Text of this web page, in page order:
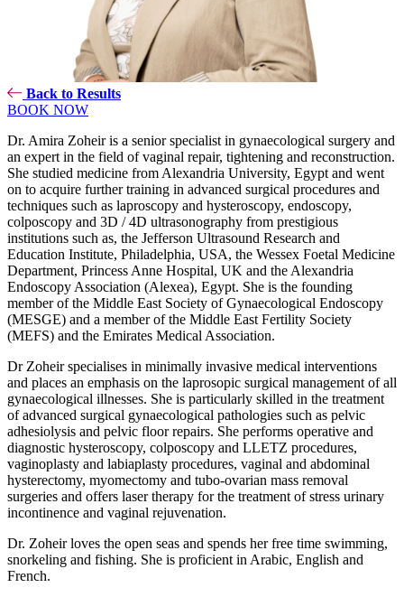
Back to Results
BOOK NOW
Dr. Amira Zoheir is a senior specialist in gynaecological surgery and
an expert in the field of vaginal repair, tightening and reconstruction.
She studied medicine from Alexandria University, Egypt and went
on to acquire further training in advanced surgical procedures and
techniques such as laproscopy and hysteroscopy, endoscopy,
colposcopy and 3D / 4D ultrasonography from prestigious
institutions such as, the Jefferson Ultrasound Research and
Education Institute, Philadelphia, USA, the Wessex Foetal Medicine
Department, Princess Anne Hospital, UK and the Alexandria
Endoscopy Association (Alexea), Egypt. She is the founding
member of the Middle East Society of Gynaecological Endoscopy
(MESGE) and a member of the Middle East Fertility Society
(MEFS) and the Emirates Medical Association.
Dr Zoheir specialises in minimally invasive medical interventions
and places an emphasis on the laprosopic surgical management of all
gynaecological illnesses. She is particularly skilled in the treatment
of advanced surgical gynaecological pathologies such as pelvic
adhesiolysis and pelvic floor repairs. She performs operative and
diagnostic hysteroscopy, colposcopy and LLETZ procedures,
vaginoplasty and labiaplasty procedures, vaginal and abdominal
hysterectomy, myomectomy and tubo-ovarian mass removal
surgeries and offers laser therapy for the treatment of stress urinary
incontinence and vaginal rejuvenation.
Dr. Zoheir loves the open seas and spends her free time swimming,
snorkeling and fishing. She is proficient in Arabic, English and
French.